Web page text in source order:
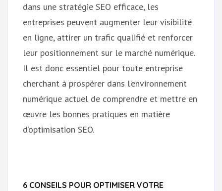
dans une stratégie SEO efficace, les
entreprises peuvent augmenter leur visibilité
en ligne, attirer un trafic qualifié et renforcer
leur positionnement sur le marché numérique.
Il est donc essentiel pour toute entreprise
cherchant à prospérer dans l’environnement
numérique actuel de comprendre et mettre en
œuvre les bonnes pratiques en matière
d’optimisation SEO.
6 CONSEILS POUR OPTIMISER VOTRE